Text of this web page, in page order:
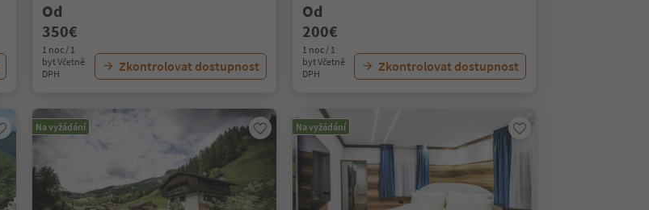
Od
350€
1 noc / 1
byt Včetně
DPH
Zkontrolovat dostupnost
Od
200€
1 noc / 1
byt Včetně
DPH
Zkontrolovat dostupnost
Na vyžádání Na vyžádání